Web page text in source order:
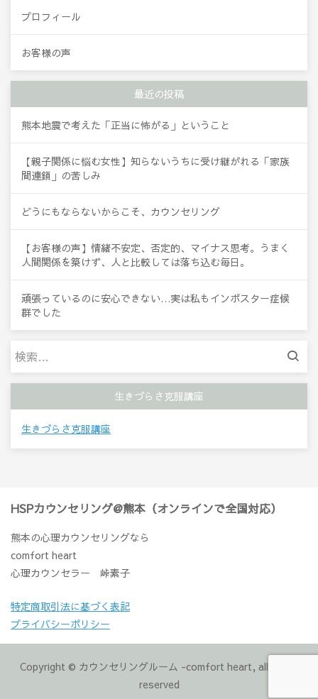
プロフィール
お客様の声
最近の投稿
熊本地震で考えた「正当に怖がる」ということ
【親子関係に悩む女性】知らないうちに受け継がれる「家族
間連鎖」の苦しみ
どうにもならないからこそ、カウンセリング
【お客様の声】情緒不安定、否定的、マイナス思考。うまく
人間関係を築けず、人と比較しては落ち込む毎日。
頑張っているのに安心できない…実は私もインポスター症候
群でした
検
索:
生きづらさ克服講座
生きづらさ克服講座
HSPカウンセリング@熊本（オンラインで全国対応）
熊本の心理カウンセリングなら
comfort heart
心理カウンセラー 峠素子
特定商取引法に基づく表記
プライバシーポリシー
Copyright © カウンセリングルーム -comfort heart, all rights
reserved